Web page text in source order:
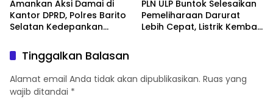
Amankan Aksi Damai di
Kantor DPRD, Polres Barito
Selatan Kedepankan
PLN ULP Buntok Selesaikan
Pemeliharaan Darurat
Lebih Cepat, Listrik Kembali
Tinggalkan Balasan
Alamat email Anda tidak akan dipublikasikan. Ruas yang
wajib ditandai *